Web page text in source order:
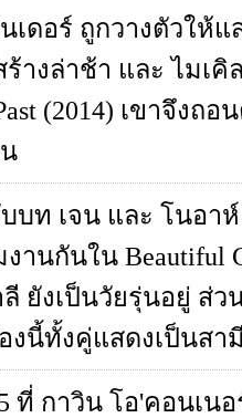
เดอร์ ถูกวางตัวให้
างล่าช้า และ ไมเคิ
(2014) เขาจึงถ
ท เจน และ โนอาห์
านกันใน Beautiful
ยังเป็นวัยรุ่นอยู่ ส่ว
งนี้ทั้งคู่แสดงเป็นสา
ที่ กาวิน โอ'คอนเน